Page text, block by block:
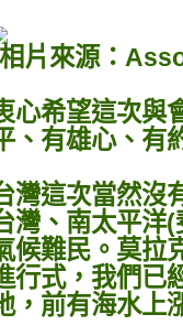
片來源：
心希望這次與
、有雄心、有
灣這次當然沒
灣、南太平洋
候難民。莫拉
行式，我們已
，前有海水上